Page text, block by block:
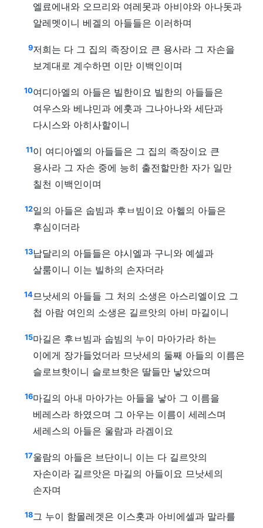
엘료에내와 오므리와 여레못과 아비야와 아나돗과
알레멧이니 베겔의 아들들은 이러하며
9저희는 다 그 집의 족장이요 큰 용사라 그 자손을
보계대로 계수하면 이만 이백인이며
10여디아엘의 아들은 빌한이요 빌한의 아들들은
여우스와 베냐민과 에훗과 그나아나와 세단과
다시스와 아히사할이니
11이 여디아엘의 아들들은 그 집의 족장이요 큰
용사라 그 자손 중에 능히 출전할만한 자가 일만
칠천 이백인이며
12일의 아들은 숩빔과 후ㅂ빔이요 아헬의 아들은
후심이더라
13납달리의 아들들은 야시엘과 구니와 예셀과
살룸이니 이는 빌하의 손자더라
14므낫세의 아들들 그 처의 소생은 아스리엘이요 그
첩 아람 여인의 소생은 길르앗의 아비 마길이니
15마길은 후ㅂ빔과 숩빔의 누이 마아가라 하는
이에게 장가들었더라 므낫세의 둘째 아들의 이름은
슬로브핫이니 슬로브핫은 딸들만 낳았으며
16마길의 아내 마아가는 아들을 낳아 그 이름을
베레스라 하였으며 그 아우는 이름이 세레스며
세레스의 아들은 울람과 라겜이요
17울람의 아들은 브단이니 이는 다 길르앗의
자손이라 길르앗은 마길의 아들이요 므낫세의
손자며
18그 누이 함몰레겟은 이스홋과 아비에셀과 말라를